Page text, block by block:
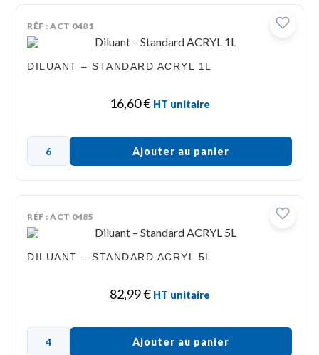
RÉF : ACT 0481
DILUANT – STANDARD ACRYL 1L
16,60€ HT unitaire
Ajouter au panier
RÉF : ACT 0485
DILUANT – STANDARD ACRYL 5L
82,99€ HT unitaire
Ajouter au panier